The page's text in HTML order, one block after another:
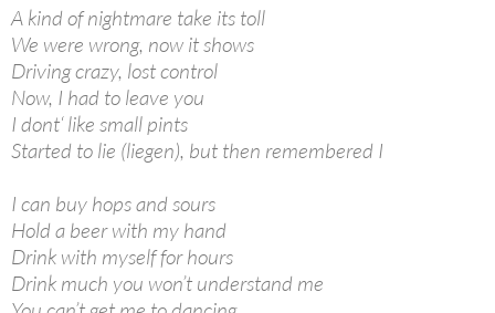
A kind of nightmare take its toll
We were wrong, now it shows
Driving crazy, lost control
Now, I had to leave you
I dont‘ like small pints
Started to lie (liegen), but then remembered I
I can buy hops and sours
Hold a beer with my hand
Drink with myself for hours
Drink much you won’t understand me